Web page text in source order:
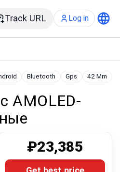
Track URL Log in
Bluetooth Gps 42 Mm
AMOLED-
₽23,385